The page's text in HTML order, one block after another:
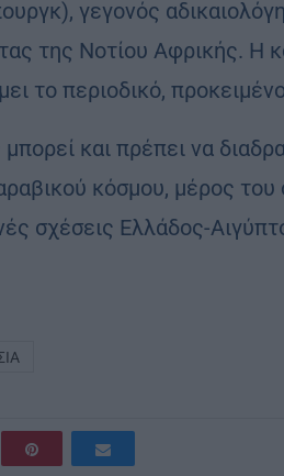
γεγονός
της Νοτίου Αφρικής. Η
το περιοδικό,
και πρέπει να
κόσμου, μέρος του
σχέσεις Ελλάδος-